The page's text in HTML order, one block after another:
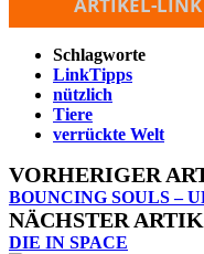
Schlagworte
LinkTipps
nützlich
Tiere
verrückte Welt
VORHERIGER
BOUNCING SOULS –
NÄCHSTER
DIE IN SPACE